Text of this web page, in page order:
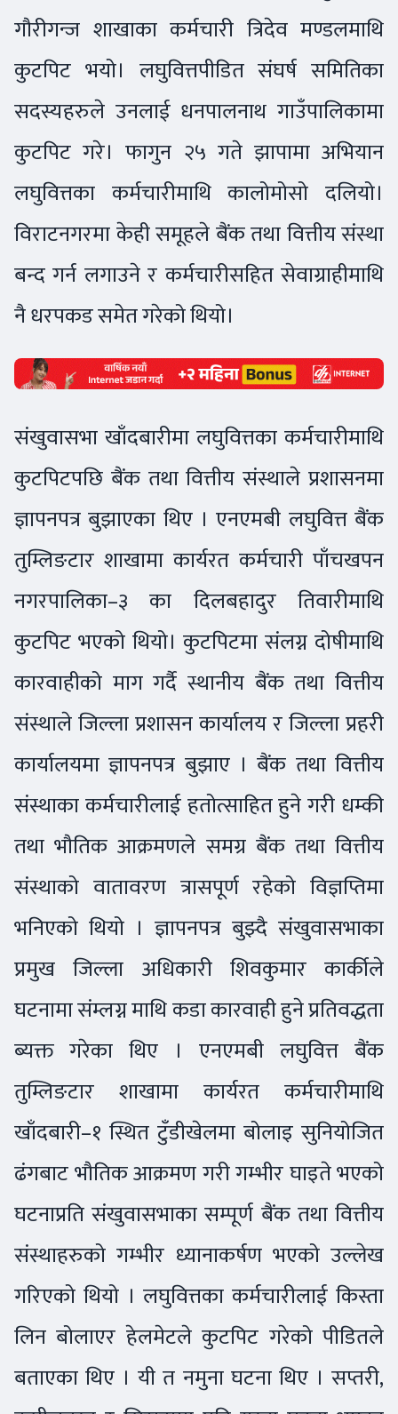
गौरीगन्ज शाखाका कर्मचारी त्रिदेव मण्डलमाथि
कुटपिट भयो। लघुवित्तपीडित संघर्ष समितिका
सदस्यहरुले उनलाई धनपालनाथ गाउँपालिकामा
कुटपिट गरे। फागुन २५ गते झापामा अभियान
लघुवित्तका कर्मचारीमाथि कालोमोसो दलियो।
विराटनगरमा केही समूहले बैंक तथा वित्तीय संस्था
बन्द गर्न लगाउने र कर्मचारीसहित सेवाग्राहीमाथि
नै धरपकड समेत गरेको थियो।
संखुवासभा खाँदबारीमा लघुवित्तका कर्मचारीमाथि
कुटपिटपछि बैंक तथा वित्तीय संस्थाले प्रशासनमा
ज्ञापनपत्र बुझाएका थिए । एनएमबी लघुवित्त बैंक
तुम्लिङटार शाखामा कार्यरत कर्मचारी पाँचखपन
नगरपालिका–३ का दिलबहादुर तिवारीमाथि
कुटपिट भएको थियो। कुटपिटमा संलग्न दोषीमाथि
कारवाहीको माग गर्दै स्थानीय बैंक तथा वित्तीय
संस्थाले जिल्ला प्रशासन कार्यालय र जिल्ला प्रहरी
कार्यालयमा ज्ञापनपत्र बुझाए । ​बैंक तथा वित्तीय
संस्थाका कर्मचारीलाई हतोत्साहित हुने गरी धम्की
तथा भौतिक आक्रमणले समग्र बैंक तथा वित्तीय
संस्थाको वातावरण त्रासपूर्ण रहेको विज्ञप्तिमा
भनिएको थियो । ज्ञापनपत्र बुझ्दै संखुवासभाका
प्रमुख जिल्ला अधिकारी शिवकुमार कार्कीले
घटनामा संम्लग्न माथि कडा कारवाही हुने प्रतिवद्धता
ब्यक्त गरेका थिए । एनएमबी लघुवित्त बैंक
तुम्लिङटार शाखामा कार्यरत कर्मचारीमाथि
खाँदबारी–१ स्थित टुँडीखेलमा बोलाइ सुनियोजित
ढंगबाट भौतिक आक्रमण गरी गम्भीर घाइते भएको
घटनाप्रति संखुवासभाका सम्पूर्ण बैंक तथा वित्तीय
संस्थाहरुको गम्भीर ध्यानाकर्षण भएको उल्लेख
गरिएको थियो । लघुवित्तका कर्मचारीलाई किस्ता
लिन बोलाएर हेलमेटले कुटपिट गरेको पीडितले
बताएका थिए । यी त नमुना घटना थिए । सप्तरी,